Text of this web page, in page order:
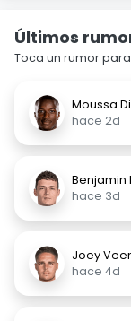
Últimos
Toca un rumor
Moussa
hace 2d
Benjamin
hace 3d
Joey
hace 4d